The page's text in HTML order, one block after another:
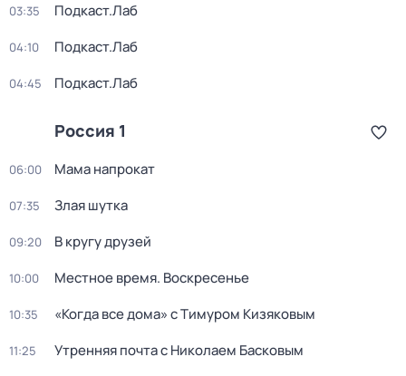
03:35 Подкаст.Лаб
04:10 Подкаст.Лаб
04:45 Подкаст.Лаб
Россия 1
06:00 Мама напрокат
07:35 Злая шутка
09:20 В кругу друзей
10:00 Местное время. Воскресенье
10:35 «Когда все дома» с Тимуром Кизяковым
11:25 Утренняя почта с Николаем Басковым